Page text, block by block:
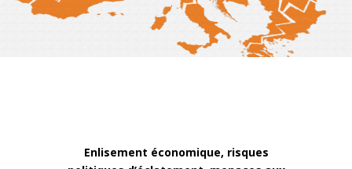
Enlisement économique, risques